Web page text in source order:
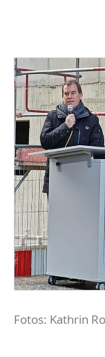
Fotos: Kathrin